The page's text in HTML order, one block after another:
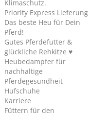
Klimaschutz.
Priority Express Lieferung
Das beste Heu für Dein
Pferd!
Gutes Pferdefutter &
glückliche Rehkitze ♥
Heubedampfer für
nachhaltige
Pferdegesundheit
Hufschuhe
Karriere
Füttern für den